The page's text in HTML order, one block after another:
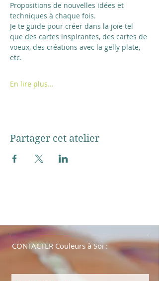
Propositions de nouvelles idées et
techniques à chaque fois.
Je te guide pour créer dans la joie tel
que des cartes inspirantes, des cartes de
voeux, des créations avec la gelly plate,
etc.
En lire plus...
Partager cet atelier
CONTACTER Couleurs à Soi :